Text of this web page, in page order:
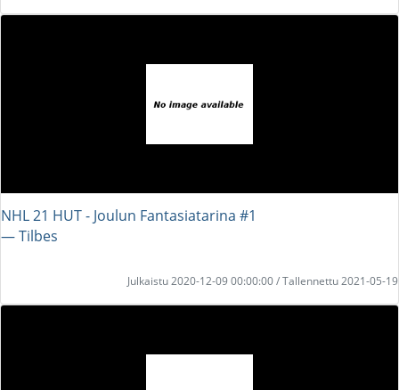
NHL 21 HUT - Joulun Fantasiatarina #1
― Tilbes
Julkaistu 2020-12-09 00:00:00 / Tallennettu 2021-05-19